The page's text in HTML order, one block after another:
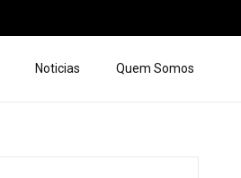
Noticias Quem Somos